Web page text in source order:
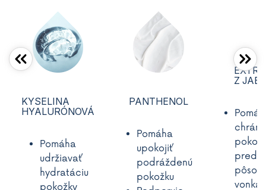
KYSELINA
HYALURÓNOVÁ
Pomáha
udržiavať
hydratáciu
pokožky
PANTHENOL
Pomáha
upokojiť
podráždenú
pokožku
Z
pred